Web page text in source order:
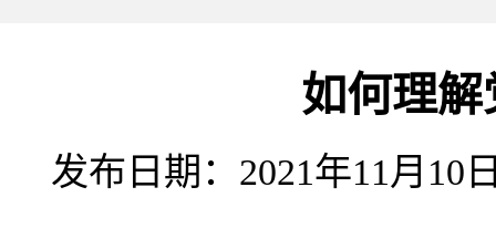
如何理
发布日期：2021年11月10